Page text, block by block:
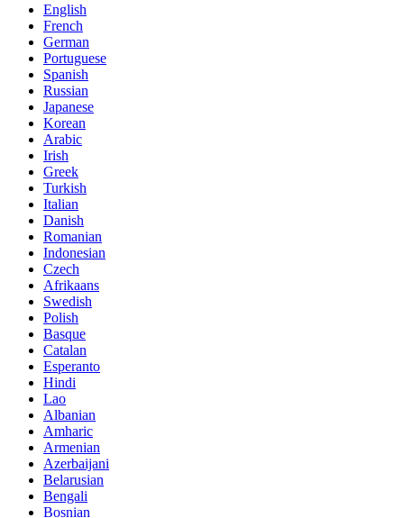
English
French
German
Portuguese
Spanish
Russian
Japanese
Korean
Arabic
Irish
Greek
Turkish
Italian
Danish
Romanian
Indonesian
Czech
Afrikaans
Swedish
Polish
Basque
Catalan
Esperanto
Hindi
Lao
Albanian
Amharic
Armenian
Azerbaijani
Belarusian
Bengali
Bosnian